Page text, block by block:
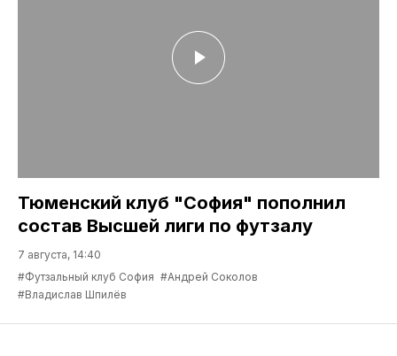
Тюменский клуб "София" пополнил
состав Высшей лиги по футзалу
7 августа, 14:40
#Футзальный клуб София #Андрей Соколов
#Владислав Шпилёв